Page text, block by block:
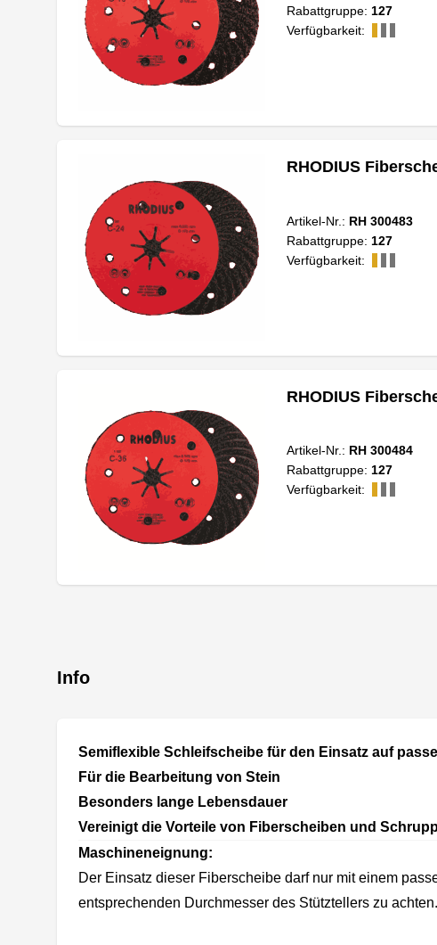
Rabattgruppe: 127
Verfügbarkeit:
RHODIUS
Artikel-Nr.: RH 300483
Rabattgruppe: 127
Verfügbarkeit:
RHODIUS
Artikel-Nr.: RH 300484
Rabattgruppe: 127
Verfügbarkeit:
Info
Semiflexible Schleifscheibe für den Einsatz auf
Für die Bearbeitung von Stein
Besonders lange Lebensdauer
Vereinigt die Vorteile von Fiberscheiben und
Maschineneignung:
Der Einsatz dieser Fiberscheibe darf nur mit einem
entsprechenden Durchmesser des Stütztellers zu achten.